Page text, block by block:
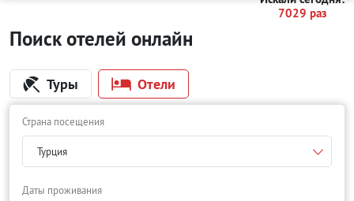
Поиск отелей онлайн
7029 раз
Туры Отели
Страна посещения
Турция
Даты проживания